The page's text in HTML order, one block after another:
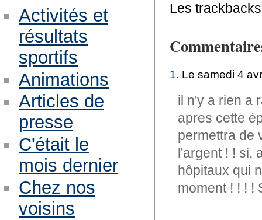
Les
1. Le samedi 4
il n'y a rien a
apres cette
permettra de
l'argent ! ! si,
hôpitaux qui
moment ! ! ! !
Activités et
résultats
sportifs
Animations
Articles de
presse
C'était le
mois dernier
Chez nos
voisins